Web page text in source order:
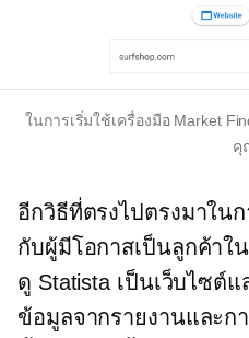
ในการเริ่มใช้เครื่องมือ Market
คุ
อีกวิธีที่ตรงไปตรงมาในก
กับผู้มีโอกาสเป็นลูกค้าใ
ดู Statista เป็นเว็บไซต์
ข้อมูลจากรายงานและก